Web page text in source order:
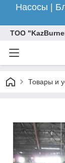
Насосы |
ТОО
Товары и